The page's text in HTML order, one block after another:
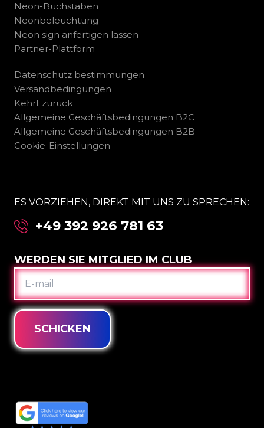
Neon-Buchstaben
Neonbeleuchtung
Neon sign anfertigen lassen
Partner-Plattform
Datenschutz bestimmungen
Versandbedingungen
Kehrt zurück
Allgemeine Geschäftsbedingungen B2C
Allgemeine Geschäftsbedingungen B2B
Cookie-Einstellungen
ES VORZIEHEN, DIREKT MIT UNS ZU SPRECHEN:
+49 392 926 781 63
WERDEN SIE MITGLIED IM CLUB
E-
MAIL
SCHICKEN